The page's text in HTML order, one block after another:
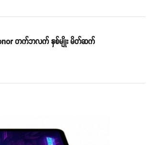
တက်ဘလက် နှစ်မျိုး မိတ်ဆက်